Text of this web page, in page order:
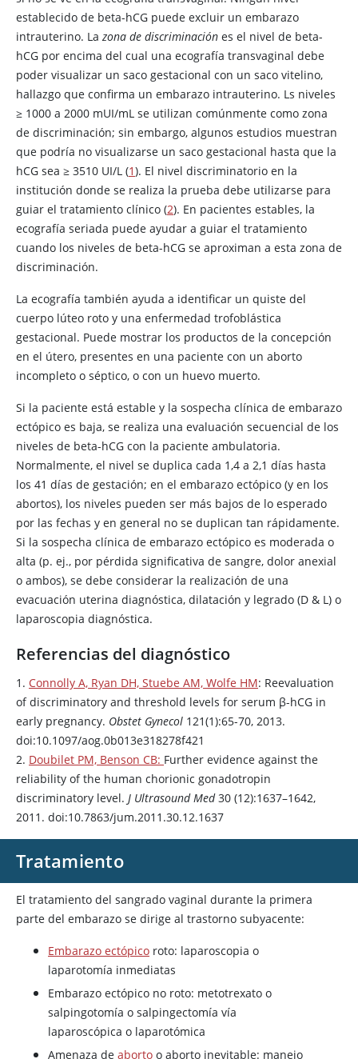
establecido de beta-hCG puede excluir un embarazo
intrauterino. La zona de discriminación es el nivel de beta-
hCG por encima del cual una ecografía transvaginal debe
poder visualizar un saco gestacional con un saco vitelino,
hallazgo que confirma un embarazo intrauterino. Ls niveles
≥ 1000 a 2000 mUI/mL se utilizan comúnmente como zona
de discriminación; sin embargo, algunos estudios muestran
que podría no visualizarse un saco gestacional hasta que la
hCG sea ≥ 3510 UI/L (1). El nivel discriminatorio en la
institución donde se realiza la prueba debe utilizarse para
guiar el tratamiento clínico (2). En pacientes estables, la
ecografía seriada puede ayudar a guiar el tratamiento
cuando los niveles de beta-hCG se aproximan a esta zona de
discriminación.
La ecografía también ayuda a identificar un quiste del
cuerpo lúteo roto y una enfermedad trofoblástica
gestacional. Puede mostrar los productos de la concepción
en el útero, presentes en una paciente con un aborto
incompleto o séptico, o con un huevo muerto.
Si la paciente está estable y la sospecha clínica de embarazo
ectópico es baja, se realiza una evaluación secuencial de los
niveles de beta-hCG con la paciente ambulatoria.
Normalmente, el nivel se duplica cada 1,4 a 2,1 días hasta
los 41 días de gestación; en el embarazo ectópico (y en los
abortos), los niveles pueden ser más bajos de lo esperado
por las fechas y en general no se duplican tan rápidamente.
Si la sospecha clínica de embarazo ectópico es moderada o
alta (p. ej., por pérdida significativa de sangre, dolor anexial
o ambos), se debe considerar la realización de una
evacuación uterina diagnóstica, dilatación y legrado (D & L) o
laparoscopia diagnóstica.
Referencias del diagnóstico
1. Connolly A, Ryan DH, Stuebe AM, Wolfe HM: Reevaluation
of discriminatory and threshold levels for serum β-hCG in
early pregnancy. Obstet Gynecol 121(1):65-70, 2013.
doi:10.1097/aog.0b013e318278f421
2. Doubilet PM, Benson CB: Further evidence against the
reliability of the human chorionic gonadotropin
discriminatory level. J Ultrasound Med30 (12):1637–1642,
2011. doi:10.7863/jum.2011.30.12.1637
Tratamiento
El tratamiento del sangrado vaginal durante la primera
parte del embarazo se dirige al trastorno subyacente:
Embarazo ectópico roto: laparoscopia o
laparotomía inmediatas
Embarazo ectópico no roto: metotrexato o
salpingotomía o salpingectomía vía
laparoscópica o laparotómica
Amenaza de aborto o aborto inevitable: manejo